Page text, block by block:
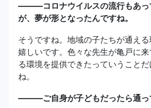
―――コロナウイルスの流行もあっ
が、夢が形となったんですね。
そうですね。地域の子たちが通え
嬉しいです。色々な先生が亀戸に
る環境を提供できたっていうこと
ね。
―――ご自身が子どもだったら通っ